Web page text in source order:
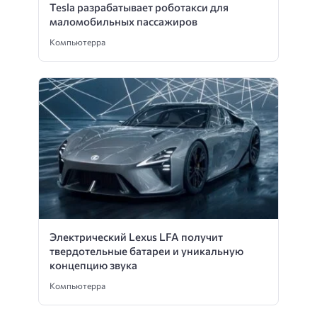
Tesla разрабатывает роботакси для
маломобильных пассажиров
Компьютерра
Электрический Lexus LFA получит
твердотельные батареи и уникальную
концепцию звука
Компьютерра